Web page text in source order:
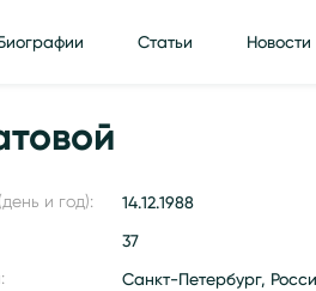
Статьи Новости
и год): 14.12.1988
37
Санкт-Петербург,